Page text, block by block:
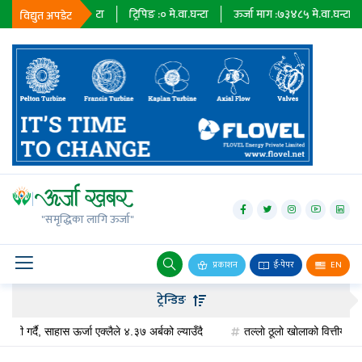
विद्युत अपडेट
मे.वा.घन्टा ट्रिपिङ : मे.वा.घन्टा ऊर्जा माग :७३४८५मे.वा.घन्टा
"समृद्धिका लागि ऊर्जा"
प्रकाशन ई-पेपर EN
जलविद्युत्
सोलार
वायु
बायोग्यास
पेट्रोलियम
ट्रेन्डिङ
साहास ऊर्जा एक्लैले ४.३७ अर्बको ल्याउँदै तल्लाे ठूलाे खाेलाको वित्तीय